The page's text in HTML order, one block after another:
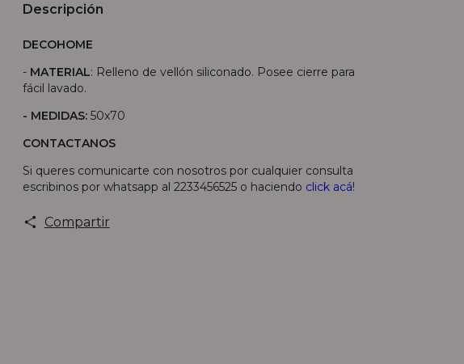
Descripción
DECOHOME
- MATERIAL: Relleno de vellón siliconado. Posee cierre para
fácil lavado.
- MEDIDAS: 50x70
CONTACTANOS
Si queres comunicarte con nosotros por cualquier consulta
escribinos por whatsapp al 2233456525 o haciendo click acá!
Compartir